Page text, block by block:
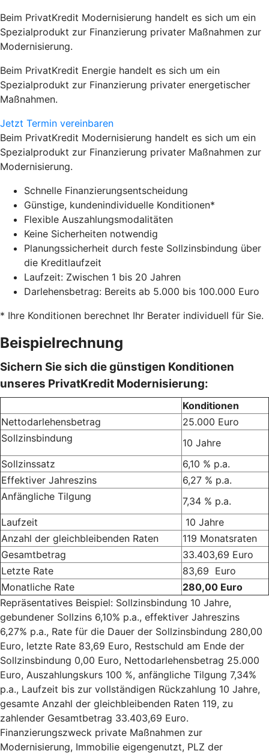
Beim PrivatKredit Modernisierung handelt es sich um ein
Spezialprodukt zur Finanzierung privater Maßnahmen zur
Modernisierung.
Beim PrivatKredit Energie handelt es sich um ein
Spezialprodukt zur Finanzierung privater energetischer
Maßnahmen.
Jetzt Termin vereinbaren
Beim PrivatKredit Modernisierung handelt es sich um ein
Spezialprodukt zur Finanzierung privater Maßnahmen zur
Modernisierung.
Schnelle Finanzierungsentscheidung
Günstige, kundenindividuelle Konditionen*
Flexible Auszahlungsmodalitäten
Keine Sicherheiten notwendig
Planungssicherheit durch feste Sollzinsbindung über
die Kreditlaufzeit
Laufzeit: Zwischen 1 bis 20 Jahren
Darlehensbetrag: Bereits ab 5.000 bis 100.000 Euro
* Ihre Konditionen berechnet Ihr Berater individuell für Sie.
Beispielrechnung
Sichern Sie sich die günstigen Konditionen
unseres PrivatKredit Modernisierung:
Konditionen
Nettodarlehensbetrag
25.000 Euro
Sollzinsbindung
10 Jahre
Sollzinssatz
6,10 % p.a.
Effektiver Jahreszins
6,27 % p.a.
Anfängliche Tilgung
7,34 % p.a.
Laufzeit
10 Jahre
Anzahl der gleichbleibenden Raten
119 Monatsraten
Gesamtbetrag
33.403,69 Euro
Letzte Rate
83,69 Euro
Monatliche Rate
280,00 Euro
Repräsentatives Beispiel: Sollzinsbindung 10 Jahre,
gebundener Sollzins 6,10% p.a., effektiver Jahreszins
6,27% p.a., Rate für die Dauer der Sollzinsbindung 280,00
Euro, letzte Rate 83,69 Euro, Restschuld am Ende der
Sollzinsbindung 0,00 Euro, Nettodarlehensbetrag 25.000
Euro, Auszahlungskurs 100 %, anfängliche Tilgung 7,34%
p.a., Laufzeit bis zur vollständigen Rückzahlung 10 Jahre,
gesamte Anzahl der gleichbleibenden Raten 119, zu
zahlender Gesamtbetrag 33.403,69 Euro.
Finanzierungszweck private Maßnahmen zur
Modernisierung, Immobilie eigengenutzt, PLZ der